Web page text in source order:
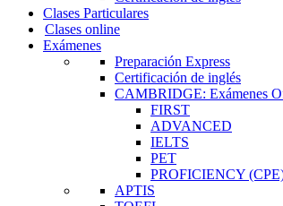
Clases Particulares
Clases online
Exámenes
Preparación Express
Certificación de inglés
CAMBRIDGE: Exámenes
FIRST
ADVANCED
IELTS
PET
PROFICIENCY
APTIS